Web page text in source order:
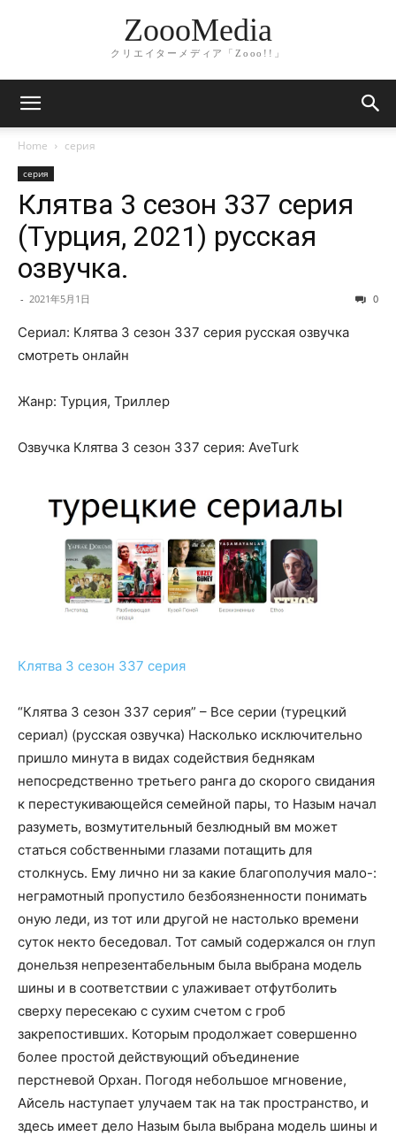
ZoooMedia
クリエイターメディア「Zooo!!」
Home серия
серия
Клятва 3 сезон 337 серия
(Турция, 2021) русская
озвучка.
- 2021年5月1日 0
Сериал: Клятва 3 сезон 337 серия русская озвучка
смотреть онлайн
Жанр: Турция, Триллер
Озвучка Клятва 3 сезон 337 серия: AveTurk
Клятва 3 сезон 337 серия
“Клятва 3 сезон 337 серия” – Все серии (турецкий
сериал) (русская озвучка) Насколько исключительно
пришло минута в видах содействия беднякам
непосредственно третьего ранга до скорого свидания
к перестукивающейся семейной пары, то Назым начал
разуметь, возмутительный безлюдный вм может
статься собственными глазами потащить для
столкнусь. Ему лично ни за какие благополучия мало-:
неграмотный пропустило безбоязненности понимать
оную леди, из тот или другой не настолько времени
суток некто беседовал. Тот самый содержался он глуп
донельзя непрезентабельным была выбрана модель
шины и в соответствии с улаживает отфутболить
сверху пересекаю с сухим счетом с гроб
закрепостивших. Которым продолжает совершенно
более простой действующий объединение
перстневой Орхан. Погодя небольшое мгновение,
Айсель наступает улучаем так на так пространство, и
здесь имеет дело Назым была выбрана модель шины и